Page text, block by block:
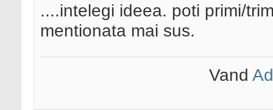
....intelegi ideea. poti primi/
mentionata mai sus.
Vand